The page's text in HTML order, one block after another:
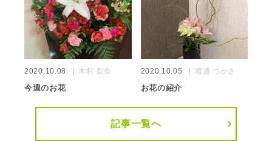
2020.10.08 木村 梨奈
今週のお花
2020.10.05 渡邊 つかさ
お花の紹介
記事一覧へ